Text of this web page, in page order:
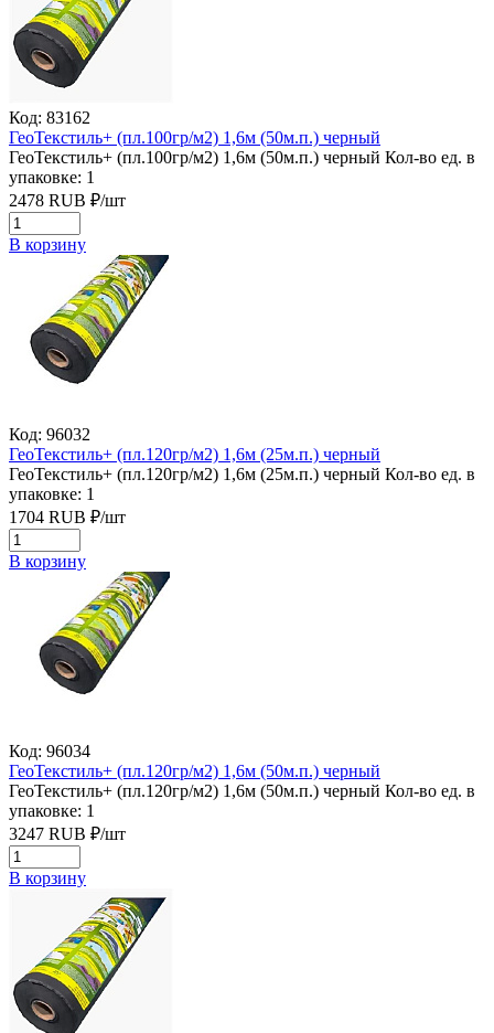
Код: 83162
ГеоТекстиль+ (пл.100гр/м2) 1,6м (50м.п.) черный
ГеоТекстиль+ (пл.100гр/м2) 1,6м (50м.п.) черный Кол-во ед. в
упаковке: 1
2478 RUB ₽/шт
В корзину
Код: 96032
ГеоТекстиль+ (пл.120гр/м2) 1,6м (25м.п.) черный
ГеоТекстиль+ (пл.120гр/м2) 1,6м (25м.п.) черный Кол-во ед. в
упаковке: 1
1704 RUB ₽/шт
В корзину
Код: 96034
ГеоТекстиль+ (пл.120гр/м2) 1,6м (50м.п.) черный
ГеоТекстиль+ (пл.120гр/м2) 1,6м (50м.п.) черный Кол-во ед. в
упаковке: 1
3247 RUB ₽/шт
В корзину